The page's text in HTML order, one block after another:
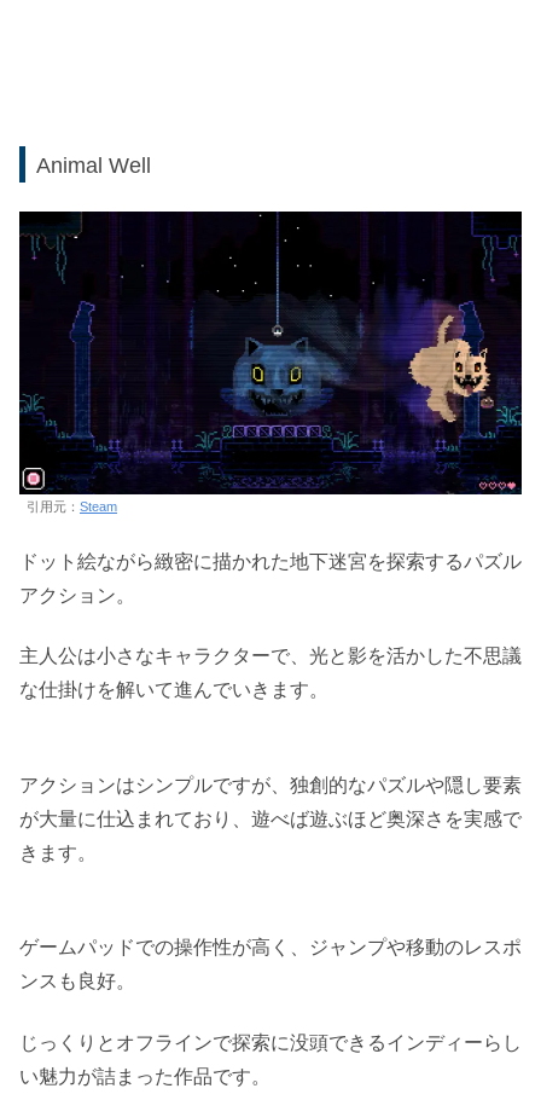
Animal Well
引用元： Steam
ドット絵ながら緻密に描かれた地下迷宮を探索するパズル
アクション。
主人公は小さなキャラクターで、光と影を活かした不思議
な仕掛けを解いて進んでいきます。
アクションはシンプルですが、独創的なパズルや隠し要素
が大量に仕込まれており、遊べば遊ぶほど奥深さを実感で
きます。
ゲームパッドでの操作性が高く、ジャンプや移動のレスポ
ンスも良好。
じっくりとオフラインで探索に没頭できるインディーらし
い魅力が詰まった作品です。